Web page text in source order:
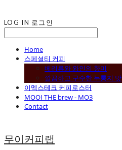
LOG IN 로그인
Home
스페셜티 커피
베리류와 와인의 향미
깔끔하고 구수한 누룽지 맛
이멕스테크 커피로스터
MOOI THE brew - MO3
Contact
무이커피랩